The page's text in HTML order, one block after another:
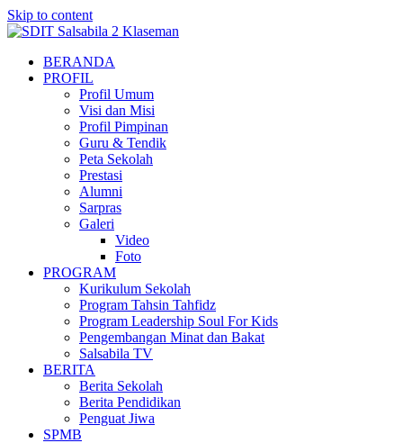
Skip to content
BERANDA
PROFIL
Profil Umum
Visi dan Misi
Profil Pimpinan
Guru & Tendik
Peta Sekolah
Prestasi
Alumni
Sarpras
Galeri
Video
Foto
PROGRAM
Kurikulum Sekolah
Program Tahsin Tahfidz
Program Leadership Soul For Kids
Pengembangan Minat dan Bakat
Salsabila TV
BERITA
Berita Sekolah
Berita Pendidikan
Penguat Jiwa
SPMB